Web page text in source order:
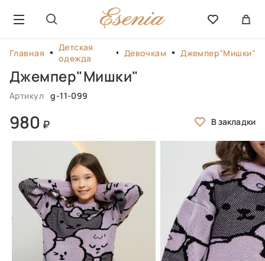
Главная
Детская
одежда
Девочкам Джемпер"Мишки"
Джемпер"Мишки"
Артикул g-11-099
980